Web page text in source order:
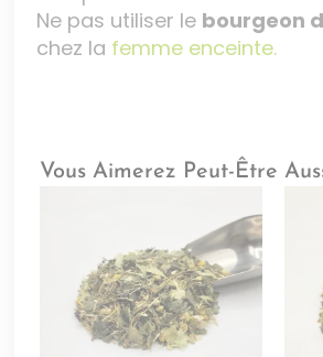
Ne pas utiliser le bourgeon
chez la femme enceinte.
Vous Aimerez Peut-Être